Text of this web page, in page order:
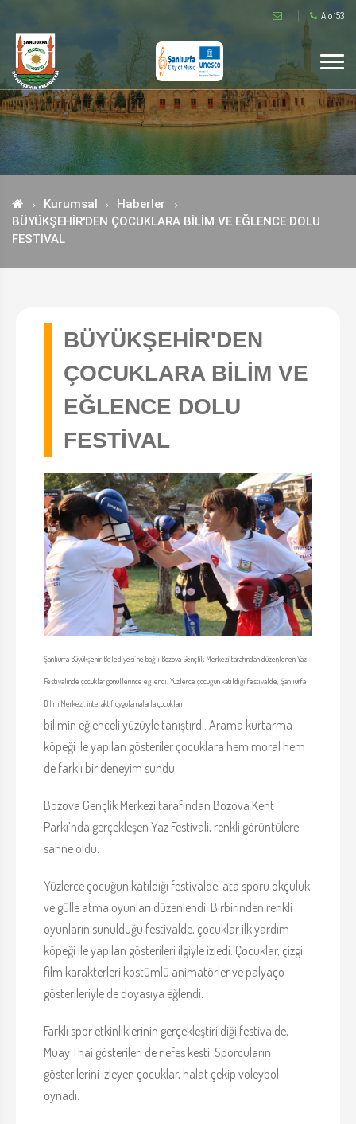
Alo 153
Kurumsal
Haberler
BÜYÜKŞEHİR'DEN ÇOCUKLARA BİLİM VE EĞLENCE DOLU
FESTİVAL
BÜYÜKŞEHİR'DEN
ÇOCUKLARA BİLİM VE
EĞLENCE DOLU
FESTİVAL
Şanlıurfa Büyükşehir Belediyesi’ne bağlı Bozova Gençlik Merkezi tarafından düzenlenen Yaz
Festivalinde çocuklar gönüllerince eğlendi. Yüzlerce çocuğun katıldığı festivalde, Şanlıurfa
Bilim Merkezi, interaktif uygulamalarla çocukları
bilimin eğlenceli yüzüyle tanıştırdı. Arama kurtarma
köpeği ile yapılan gösteriler çocuklara hem moral hem
de farklı bir deneyim sundu.
Bozova Gençlik Merkezi tarafından Bozova Kent
Parkı’nda gerçekleşen Yaz Festivali, renkli görüntülere
sahne oldu.
Yüzlerce çocuğun katıldığı festivalde, ata sporu okçuluk
ve gülle atma oyunları düzenlendi. Birbirinden renkli
oyunların sunulduğu festivalde, çocuklar ilk yardım
köpeği ile yapılan gösterileri ilgiyle izledi. Çocuklar, çizgi
film karakterleri kostümlü animatörler ve palyaço
gösterileriyle de doyasıya eğlendi.
Farklı spor etkinliklerinin gerçekleştirildiği festivalde,
Muay Thai gösterileri de nefes kesti. Sporcuların
gösterilerini izleyen çocuklar, halat çekip voleybol
oynadı.